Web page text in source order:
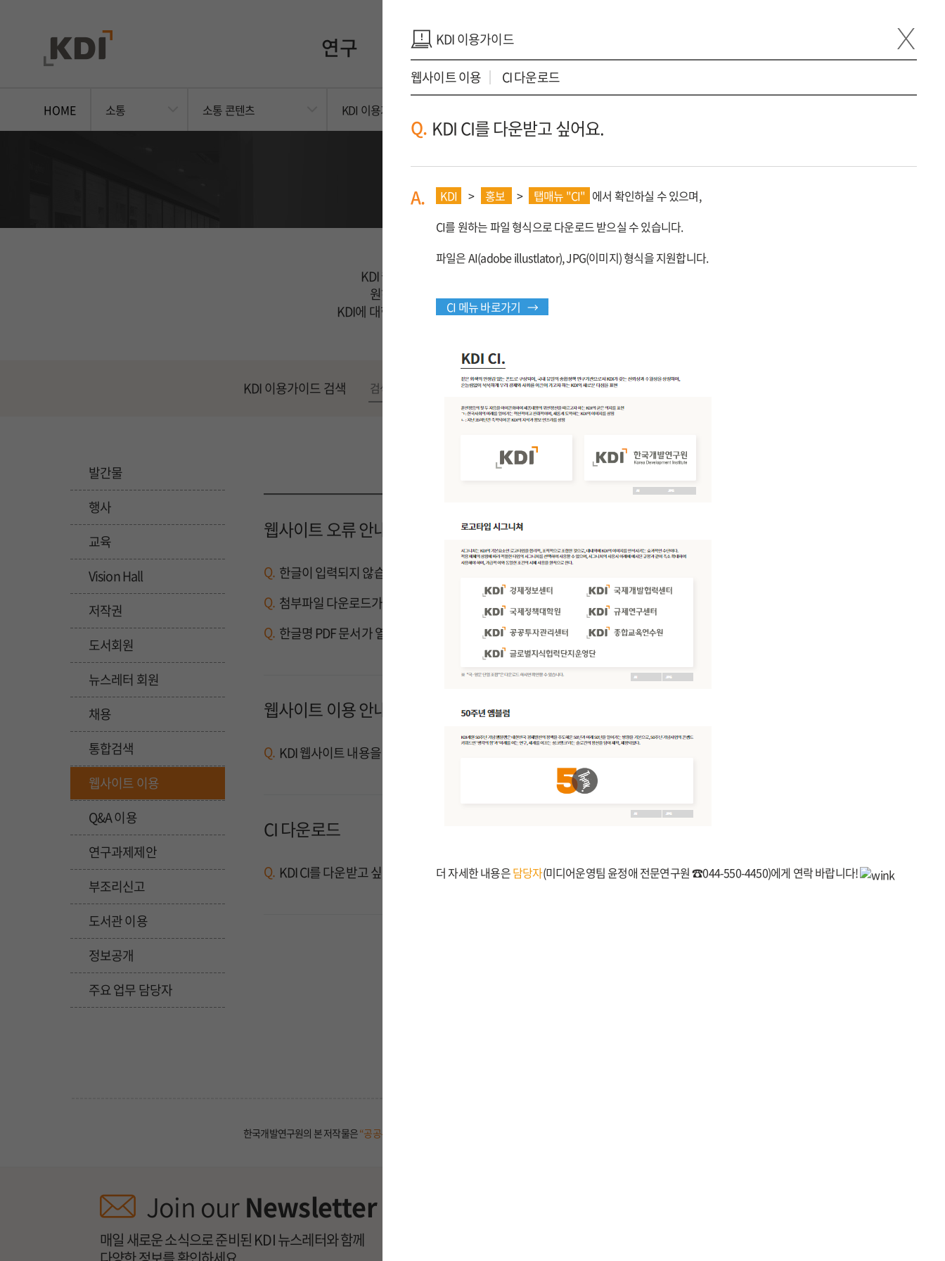
연구 소통
HOME 소통 소통 콘텐츠 KDI 이용가이드
KDI 이용가이드
KDI 웹사이트는 다양한 서비스를 제공합니다.
원하시는 정보를 쉽고 빠르게 찾고싶다면,
KDI에 대한 다양한 정보를 이용가이드에서 확인하세요.
KDI 이용가이드 검색
발간물
행사
교육
Vision Hall
저작권
도서회원
뉴스레터 회원
채용
통합검색
웹사이트 이용
Q&A 이용
연구과제제안
부조리신고
도서관 이용
정보공개
주요 업무 담당자
KDI 웹사이트 서비스 이용을 위한 가이드를 제공해 드립니다.
웹사이트 오류 안내
Q. 한글이 입력되지 않습니다.
Q. 첨부파일 다운로드가 안되요.
Q. 한글명 PDF 문서가 열리지 않습니다.
웹사이트 이용 안내
Q. KDI 웹사이트 내용을 다른 홈페이지에서 소개하고 싶습니다.
CI 다운로드
Q. KDI CI를 다운받고 싶어요.
한국개발연구원의 본 저작물은“공공누리 제3유형 : 출처표시 + 변경금지”
Join ourNewsletter
매일 새로운 소식으로 준비된 KDI 뉴스레터와 함께
KDI 이용가이드
웹사이트 이용
CI 다운로드
Q. KDI CI를 다운받고 싶어요.
A. KDI > 홍보 > 탭매뉴 "CI" 에서 확인하실 수 있으며,
CI를 원하는 파일 형식으로 다운로드 받으실 수 있습니다.
파일은 AI(adobe illustlator), JPG(이미지) 형식을 지원합니다.
CI 메뉴 바로가기 →
더 자세한 내용은담당자(미디어운영팀 윤정애 전문연구원 ☎044-550-4450)에게 연락 바랍니다!